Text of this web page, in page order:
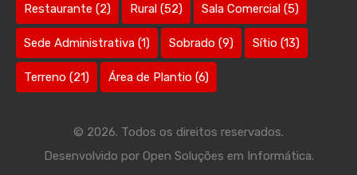
Restaurante (2) Rural (52) Sala Comercial (5)
Sede Administrativa (1) Sobrado (9) Sítio (13)
Terreno (21) Área de Plantio (6)
© 2026. Todos os direitos reservados.
Desenvolvido por Open Soluções em Informática.